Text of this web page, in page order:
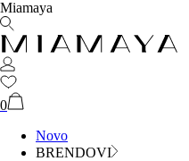
Miamaya
0
Novo
BRENDOVI